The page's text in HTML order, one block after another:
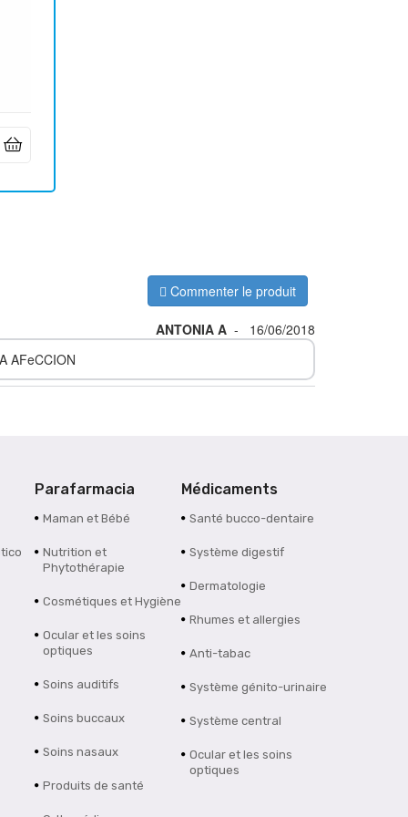
Commenter le produit
ANTONIA A -
16/06/2018
AFeCCION
Parafarmacia
Maman et Bébé
Nutrition et
Phytothérapie
Cosmétiques et Hygiène
Ocular et les soins
optiques
Soins auditifs
Soins buccaux
Soins nasaux
Produits de santé
Médicaments
Santé bucco-dentaire
Système digestif
Dermatologie
Rhumes et allergies
Anti-tabac
Système génito-urinaire
Système central
Ocular et les soins
optiques